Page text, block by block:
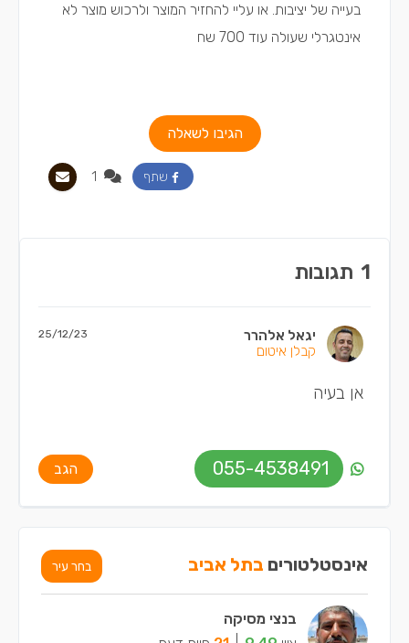
בעייה של יציבות. או עליי להחזיר המוצר ולרכוש מוצר לא
אינטגרלי שעולה עוד 700 שח
הגיבו לשאלה
שתף
1 תגובות
יגאל אלהרר
קבלן איטום
25/12/23
אן בעיה
055-4538491 הגב
אינסטלטורים בתל אביב בחר עיר
בנצי מסיקה